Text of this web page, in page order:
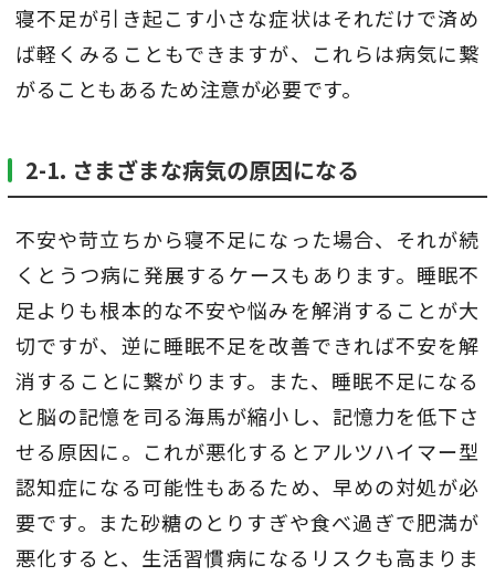
寝不足が引き起こす小さな症状はそれだけで済め
ば軽くみることもできますが、これらは病気に繋
がることもあるため注意が必要です。
2-1. さまざまな病気の原因になる
不安や苛立ちから寝不足になった場合、それが続
くとうつ病に発展するケースもあります。睡眠不
足よりも根本的な不安や悩みを解消することが大
切ですが、逆に睡眠不足を改善できれば不安を解
消することに繋がります。また、睡眠不足になる
と脳の記憶を司る海馬が縮小し、記憶力を低下さ
せる原因に。これが悪化するとアルツハイマー型
認知症になる可能性もあるため、早めの対処が必
要です。また砂糖のとりすぎや食べ過ぎで肥満が
悪化すると、生活習慣病になるリスクも高まりま